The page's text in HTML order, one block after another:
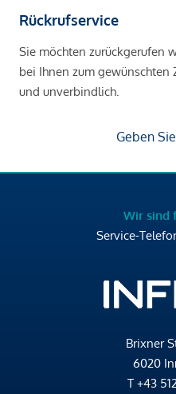
Rückrufservice
Sie möchten zurückgerufen
bei Ihnen zum
und unverbindlich.
Geben
Wir sind
Service-
Brixner
6020
T +43